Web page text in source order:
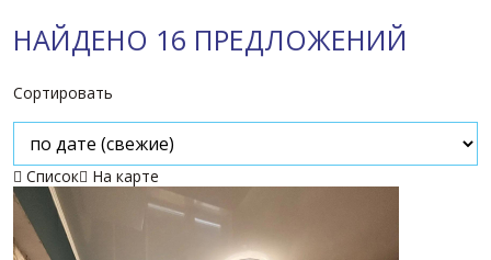
НАЙДЕНО 16 ПРЕДЛОЖЕНИЙ
Сортировать
 Список На карте